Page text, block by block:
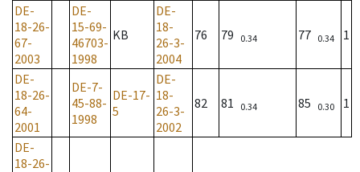
DE-
18-26-
67-
2003
DE-
15-69-
46703-
1998
KB
DE-
18-
26-3-
2004
76 79 0.34 77 0.34 1
DE-
18-26-
64-
2001
DE-7-
45-88-
1998
DE-17-
5
DE-
18-
26-3-
2002
82 81 0.34 85 0.30 1
DE-
18-26-